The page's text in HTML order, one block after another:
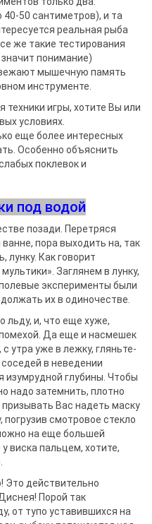
40-50 сантиметров), и та
реальная рыба
же такие тестирования
понимание)
мышечную память
инструменте.
техники игры, хотите Вы или
условиях.
еще более интересных
Особенно объяснить
поклевок и
под водой
позади. Перетряся
пора выходить на, так
лунку. Как говорит
Заглянем в лунку,
эксперименты были
их в одиночестве.
льду, и, что еще хуже,
Да еще и насмешек
утра уже в лежку, гляньте-
в неведении
изумрудной глубины. Чтобы
надо затемнить, плотно
Вас надеть маску
погрузив смотровое стекло
на еще большей
у виска пальцем, хотите,
Это действительно
Порой так
от тупо уставившихся на